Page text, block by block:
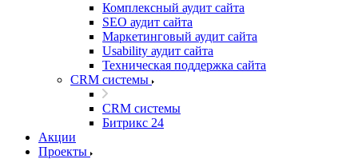
Комплексный аудит сайта
SEO аудит сайта
Маркетинговый аудит сайта
Usability аудит сайта
Техническая поддержка сайта
CRM системы
CRM системы
Битрикс 24
Акции
Проекты